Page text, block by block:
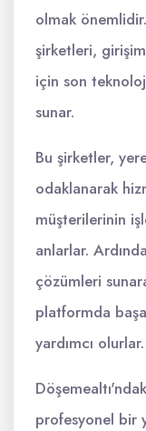
olmak
şirketleri,
için son
sunar.
Bu şirketler,
odaklanarak
müşterilerinin
anlarlar.
çözümleri
platformda
yardımcı olurlar.
profesyonel bir